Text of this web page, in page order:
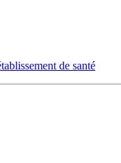
de santé